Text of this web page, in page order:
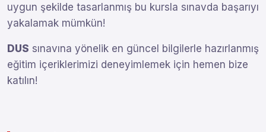
uygun şekilde tasarlanmış bu kursla sınavda başarıyı
yakalamak mümkün!
DUS sınavına yönelik en güncel bilgilerle hazırlanmış
eğitim içeriklerimizi deneyimlemek için hemen bize
katılın!